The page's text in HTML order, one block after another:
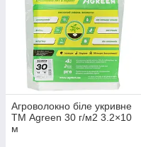
Агроволокно біле укривне
ТМ Agreen 30 г/м2 3.2×10
м